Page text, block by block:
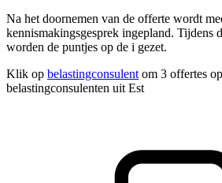
Na het doornemen van de offerte wordt
kennismakingsgesprek ingepland. Tijdens
worden de puntjes op de i gezet.
Klik op belastingconsulent om 3 offertes
belastingconsulenten uit Est